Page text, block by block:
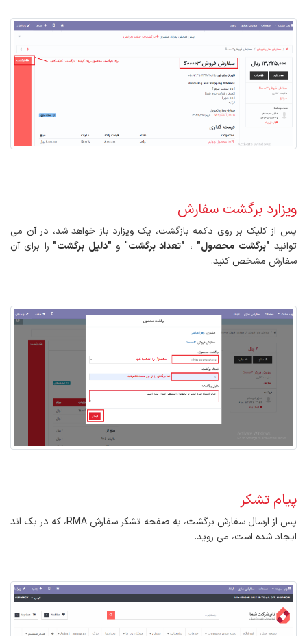
ویزارد برگشت سفارش
پس از کلیک بر روی دکمه بازگشت، یک ویزارد باز خواهد شد، در آن می
توانید "برگشت محصول" ، "تعداد برگشت" و "دلیل برگشت" را برای آن
سفارش مشخص کنید.
پیام تشکر
پس از ارسال سفارش برگشت، به صفحه تشکر سفارش RMA، که در بک اند
ایجاد شده است، می روید.